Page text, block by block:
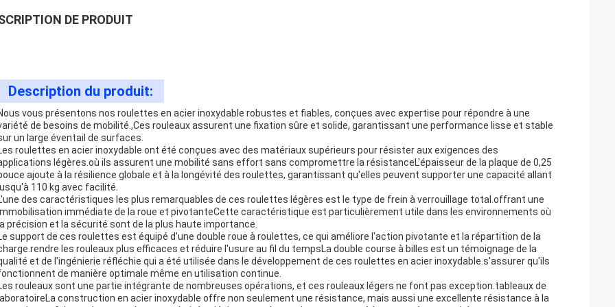
DE PRODUIT
Description du produit:
vous présentons nos roulettes en acier inoxydable robustes et fiables, conçues avec expertise pour répondre à une
de besoins de mobilité.,Ces rouleaux assurent une fixation sûre et solide, garantissant une performance lisse et stable
un large éventail de surfaces.
roulettes en acier inoxydable ont été conçues avec des matériaux supérieurs pour résister aux exigences des
légères.où ils assurent une mobilité sans effort sans compromettre la résistanceL'épaisseur de la plaque de 0,25
ajoute à la résilience globale et à la longévité des roulettes, garantissant qu'elles peuvent supporter une capacité allant
110 kg avec facilité.
des caractéristiques les plus remarquables de ces roulettes légères est le type de frein à verrouillage total.offrant une
immédiate de la roue et pivotanteCette caractéristique est particulièrement utile dans les environnements où
précision et la sécurité sont de la plus haute importance.
support de ces roulettes est équipé d'une double roue à roulettes, ce qui améliore l'action pivotante et la répartition de la
les rouleaux plus efficaces et réduire l'usure au fil du tempsLa double course à billes est un témoignage de la
et de l'ingénierie réfléchie qui a été utilisée dans le développement de ces roulettes en acier inoxydable.s'assurer qu'ils
de manière optimale même en utilisation continue.
rouleaux sont une partie intégrante de nombreuses opérations, et ces rouleaux légers ne font pas exception.tableaux de
construction en acier inoxydable offre non seulement une résistance, mais aussi une excellente résistance à la